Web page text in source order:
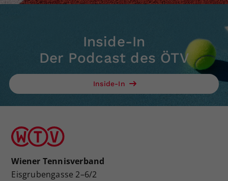
Inside-In
Der Podcast des ÖTV
Inside-In
Wiener Tennisverband
Eisgrubengasse 2–6/2